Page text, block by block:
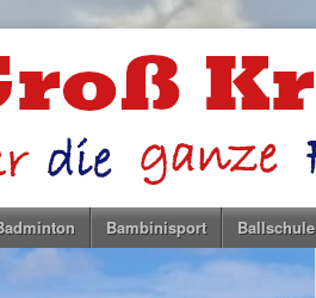
Bambinisport Ballschule